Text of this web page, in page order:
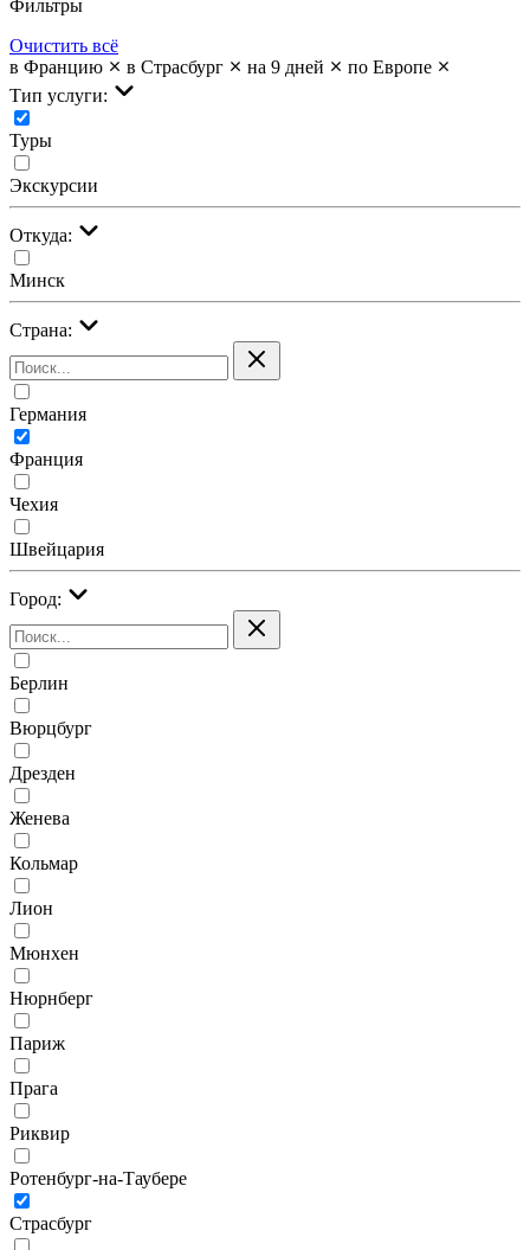
Фильтры
Очистить всё
в Францию
в Страсбург на 9 дней
по Европе
Тип услуги:
Туры
Экскурсии
Откуда:
Минск
Страна:
Германия
Франция
Чехия
Швейцария
Город:
Берлин
Вюрцбург
Дрезден
Женева
Кольмар
Лион
Мюнхен
Нюрнберг
Париж
Прага
Риквир
Ротенбург-на-Таубере
Страсбург